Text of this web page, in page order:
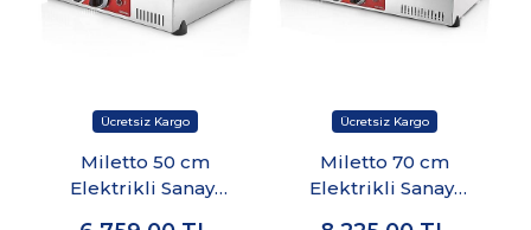
Miletto 50 cm
Elektrikli Sanayi
Miletto 70 cm
Elektrikli Sanayi